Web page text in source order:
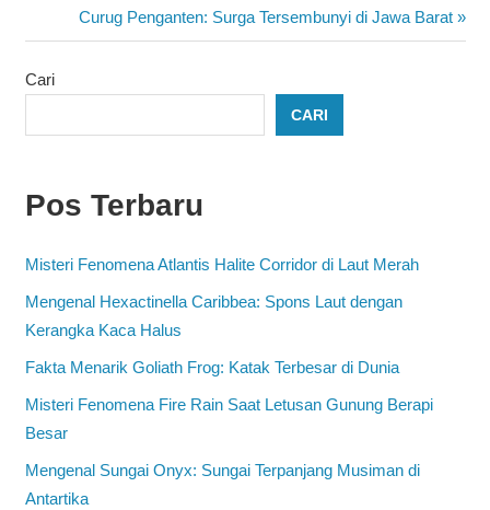
Next
Post:
Curug Penganten: Surga Tersembunyi di Jawa Barat
Cari
CARI
Pos Terbaru
Misteri Fenomena Atlantis Halite Corridor di Laut Merah
Mengenal Hexactinella Caribbea: Spons Laut dengan
Kerangka Kaca Halus
Fakta Menarik Goliath Frog: Katak Terbesar di Dunia
Misteri Fenomena Fire Rain Saat Letusan Gunung Berapi
Besar
Mengenal Sungai Onyx: Sungai Terpanjang Musiman di
Antartika